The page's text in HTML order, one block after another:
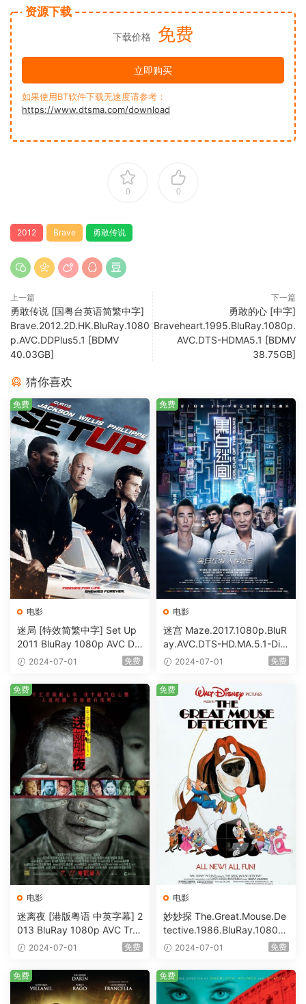
资源下载
下载价格 免费
立即购买
如果使用BT软件下载无速度请参考：
https://www.dtsma.com/download
0 0
2012 Brave 勇敢传说
上一篇
勇敢传说 [国粤台英语简繁中字]
Brave.2012.2D.HK.BluRay.1080
p.AVC.DDPlus5.1 [BDMV
40.03GB]
下一篇
勇敢的心 [中字]
Braveheart.1995.BluRay.1080p.
AVC.DTS-HDMA5.1 [BDMV
38.75GB]
猜你喜欢
电影
迷局 [特效简繁中字] Set Up
2011 BluRay 1080p AVC DT
S-HD MA5.1-shhaclm@CHD
2024-07-01 免费
免费
电影
迷宫 Maze.2017.1080p.BluR
ay.AVC.DTS-HD.MA.5.1-DiY
@HDHome [BDISO 19.7GB]
2024-07-01 免费
免费
电影
迷离夜 [港版粤语 中英字幕] 2
013 BluRay 1080p AVC Tru
eHD5.1 [BDISO 22.64GB]
2024-07-01 免费
免费
电影
妙妙探 The.Great.Mouse.De
tective.1986.BluRay.1080p.
AVC.DTS-HD.MA.5.1-HDHo
2024-07-01 免费
免费
免费 免费